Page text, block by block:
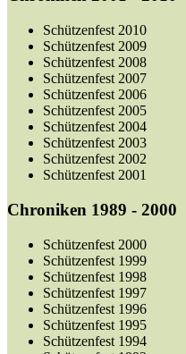
Schützenfest 2010
Schützenfest 2009
Schützenfest 2008
Schützenfest 2007
Schützenfest 2006
Schützenfest 2005
Schützenfest 2004
Schützenfest 2003
Schützenfest 2002
Schützenfest 2001
Chroniken 1989 - 2000
Schützenfest 2000
Schützenfest 1999
Schützenfest 1998
Schützenfest 1997
Schützenfest 1996
Schützenfest 1995
Schützenfest 1994